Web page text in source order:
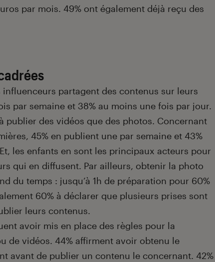
par mois. 49% ont également déjà reçu des
partagent des contenus sur leurs
par semaine et 38% au moins une fois par jour.
publier des vidéos que des photos. Concernant
45% en publient une par semaine et 43%
les enfants en sont les principaux acteurs pour
qui en diffusent. Par ailleurs, obtenir la photo
du temps : jusqu’à 1h de préparation pour 60%
60% à déclarer que plusieurs prises sont
leurs contenus.
avoir mis en place des règles pour la
de vidéos. 44% affirment avoir obtenu le
avant de publier un contenu le concernant. 42%